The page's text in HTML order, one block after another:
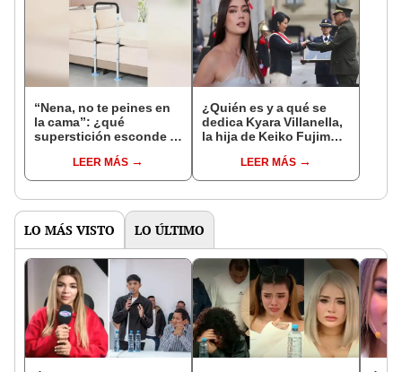
“Nena, no te peines en
la cama”: ¿qué
superstición esconde la
Enanitos Verdes?
LEER MÁS
¿Quién es y a qué se
dedica Kyara Villanella,
la hija de Keiko Fujimori
nivel nacional?
LEER MÁS
LO MÁS VISTO LO ÚLTIMO